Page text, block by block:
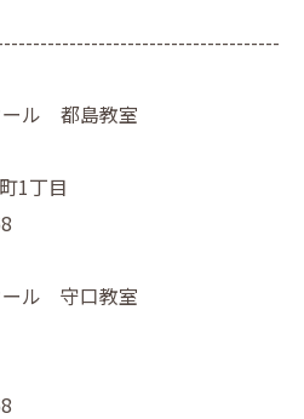
ール 都島教室
1丁目
ール 守口教室